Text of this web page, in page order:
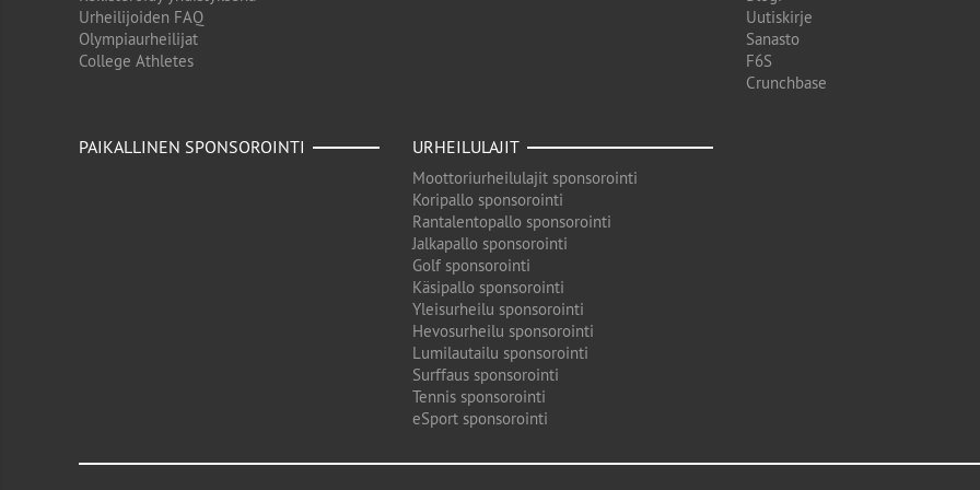
Urheilijoiden FAQ
Olympiaurheilijat
College Athletes
Uutiskirje
Sanasto
F6S
Crunchbase
PAIKALLINEN SPONSOROINTI URHEILULAJIT
Moottoriurheilulajit sponsorointi
Koripallo sponsorointi
Rantalentopallo sponsorointi
Jalkapallo sponsorointi
Golf sponsorointi
Käsipallo sponsorointi
Yleisurheilu sponsorointi
Hevosurheilu sponsorointi
Lumilautailu sponsorointi
Surffaus sponsorointi
Tennis sponsorointi
eSport sponsorointi